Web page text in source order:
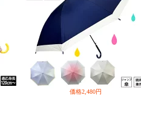
価格2,480円